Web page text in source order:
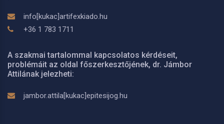
info[kukac]artifexkiado.hu
+36 1 783 1711
A szakmai tartalommal kapcsolatos kérdéseit,
problémáit az oldal főszerkesztőjének, dr. Jámbor
Attilának jelezheti:
jambor.attila[kukac]epitesijog.hu